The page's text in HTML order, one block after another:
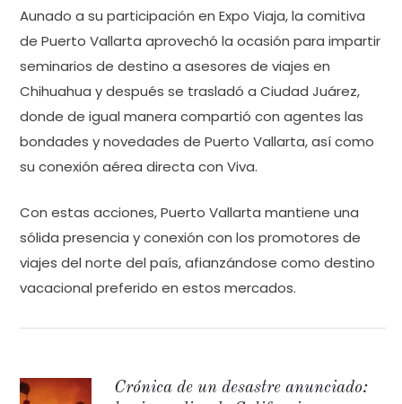
Aunado a su participación en Expo Viaja, la comitiva
de Puerto Vallarta aprovechó la ocasión para impartir
seminarios de destino a asesores de viajes en
Chihuahua y después se trasladó a Ciudad Juárez,
donde de igual manera compartió con agentes las
bondades y novedades de Puerto Vallarta, así como
su conexión aérea directa con Viva.
Con estas acciones, Puerto Vallarta mantiene una
sólida presencia y conexión con los promotores de
viajes del norte del país, afianzándose como destino
vacacional preferido en estos mercados.
Crónica de un desastre anunciado: